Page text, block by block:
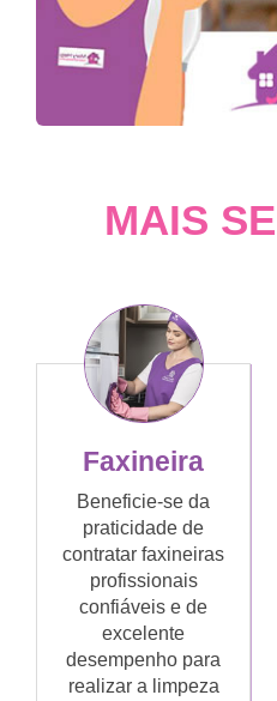
MAIS
Faxineira
Beneficie-se da
praticidade de
contratar faxineiras
profissionais
confiáveis e de
excelente
desempenho para
realizar a limpeza